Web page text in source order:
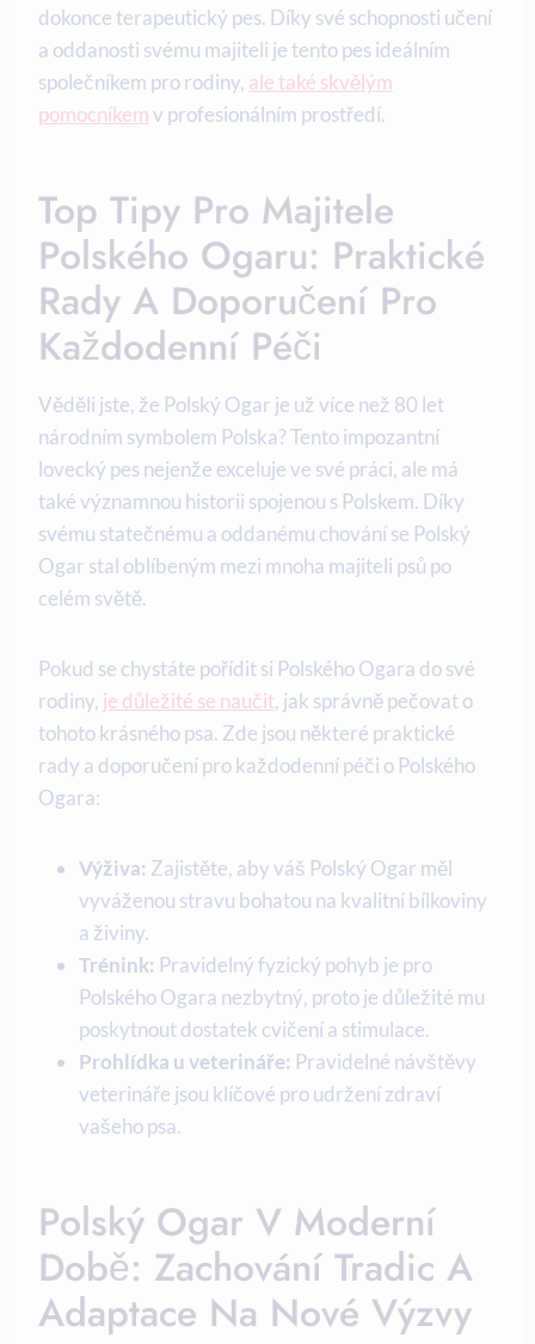
dokonce terapeutický pes. Díky své schopnosti učení
a oddanosti svému majiteli je tento pes ideálním
společníkem pro rodiny, ale také skvělým
pomocníkemv profesionálním prostředí.
Top Tipy Pro Majitele
Polského Ogaru: Praktické
Rady A Doporučení Pro
Každodenní Péči
Věděli jste, že Polský Ogar je už více než 80 let
národním symbolem Polska? Tento impozantní
lovecký pes nejenže exceluje ve své práci, ale má
také významnou historii spojenou s Polskem. Díky
svému statečnému a oddanému chování se Polský
Ogar stal oblíbeným mezi mnoha majiteli psů po
celém světě.
Pokud se chystáte pořídit si Polského Ogara do své
rodiny, je důležité se naučit, jak správně pečovat o
tohoto krásného psa. Zde jsou některé praktické
rady a doporučení pro každodenní péči o Polského
Ogara:
Výživa: Zajistěte, aby váš Polský Ogar měl
vyváženou stravu bohatou na kvalitní bílkoviny
a živiny.
Trénink: Pravidelný fyzický pohyb je pro
Polského Ogara nezbytný, proto je důležité mu
poskytnout dostatek cvičení a stimulace.
Prohlídka u veterináře: Pravidelné návštěvy
veterináře jsou klíčové pro udržení zdraví
vašeho psa.
Polský Ogar V Moderní
Době: Zachování Tradic A
Adaptace Na Nové Výzvy